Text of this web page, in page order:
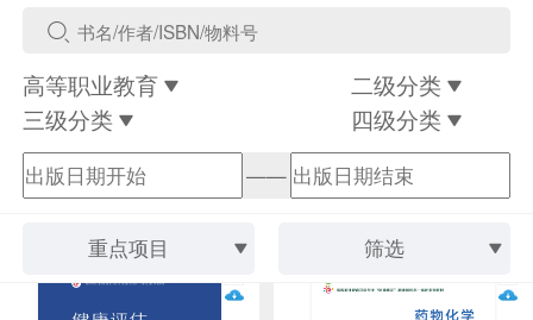
高等职业教育
二级分类
三级分类
四级分类
——
重点项目 筛选